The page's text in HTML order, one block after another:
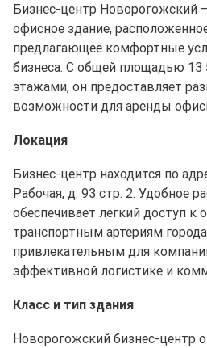
Бизнес-центр Новорогожский
офисное здание,
предлагающее комфортные
бизнеса. С общей площадью 13
этажами, он предоставляет
возможности для аренды
Локация
Бизнес-центр находится по
Рабочая, д. 93 стр. 2. Удобное
обеспечивает легкий доступ к
транспортным артериям
привлекательным для
эффективной логистике и
Класс и тип здания
Новорогожский бизнес-центр